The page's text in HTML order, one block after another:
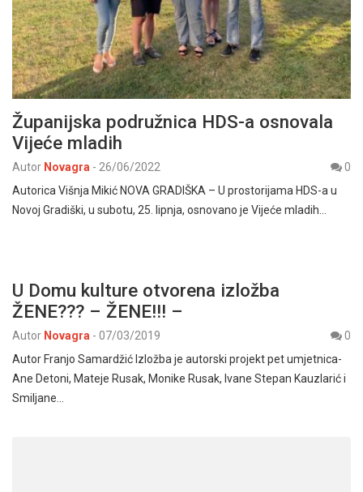
Županijska podružnica HDS-a osnovala
Vijeće mladih
Autor Novagra - 26/06/2022
0
Autorica Višnja Mikić NOVA GRADIŠKA – U prostorijama HDS-a u
Novoj Gradiški, u subotu, 25. lipnja, osnovano je Vijeće mladih…
U Domu kulture otvorena izložba
ŽENE??? – ŽENE!!! –
Autor Novagra - 07/03/2019
0
Autor Franjo Samardžić Izložba je autorski projekt pet umjetnica-
Ane Detoni, Mateje Rusak, Monike Rusak, Ivane Stepan Kauzlarić i
Smiljane…